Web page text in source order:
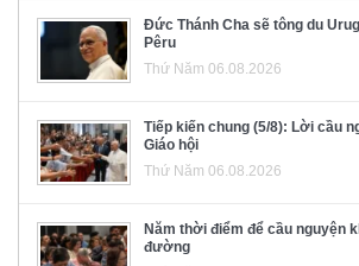
Đức Thánh Cha sẽ tông du
Pêru
Thứ Năm 06.08.2026
Tiếp kiến chung (5/8): Lời cầu
Giáo hội
Thứ Năm 06.08.2026
Năm thời điểm để cầu nguyện
đường